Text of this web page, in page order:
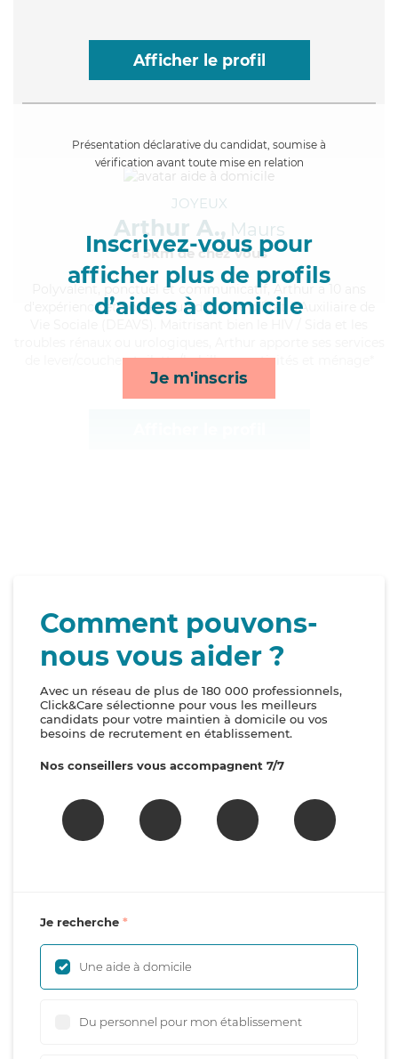
Afficher le profil
Présentation déclarative du candidat, soumise à
vérification avant toute mise en relation
Inscrivez-vous pour
afficher plus de profils
d’aides à domicile
Je m'inscris
JOYEUX
Arthur A., Maurs
à 5km de chez Vous
, ponctuel et communicatif, Arthur a 10 ans
d'expérience et possède un diplôme d'État d'Auxiliaire de
de lever/coucher, toilette/habillage, activités et ménage*
Comment pouvons-
nous vous aider ?
Avec un réseau de plus de 180 000 professionnels,
Click&Care sélectionne pour vous les meilleurs
candidats pour votre maintien à domicile ou vos
besoins de recrutement en établissement.
Nos conseillers vous accompagnent 7/7
Je recherche
Une aide à domicile
Du personnel pour mon établissement